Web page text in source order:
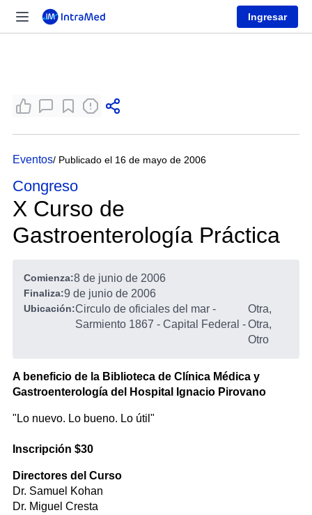
Ingresar
Eventos/ Publicado el 16 de mayo de 2006
Congreso
X Curso de
Gastroenterología Práctica
Comienza:8 de junio de 2006
Finaliza:9 de junio de 2006
Ubicación:Circulo de oficiales del mar -
Sarmiento 1867 - Capital Federal -
Otra,
Otra,
Otro
A beneficio de la Biblioteca de Clínica Médica y
Gastroenterología del Hospital Ignacio Pirovano
"Lo nuevo. Lo bueno. Lo útil"
Inscripción $30
Directores del Curso
Dr. Samuel Kohan
Dr. Miguel Cresta